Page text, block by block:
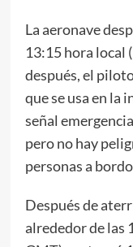
La aeronave
13:15 hora local
después, el
que se usa en la
señal
pero no hay
personas a
Después de
alrededor de las